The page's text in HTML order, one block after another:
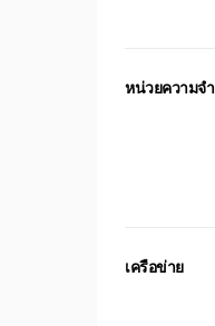
หน่วยความจำ
เครือข่าย